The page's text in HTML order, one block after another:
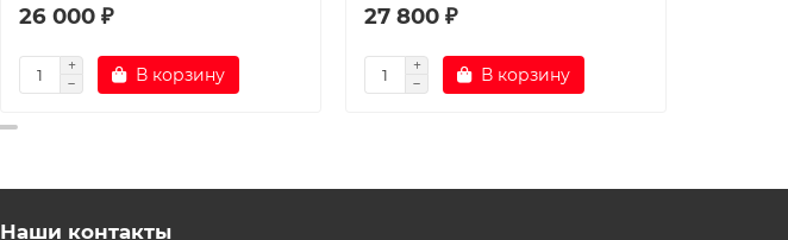
26 000 ₽
В корзину
27 800 ₽
В корзину
Наши контакты